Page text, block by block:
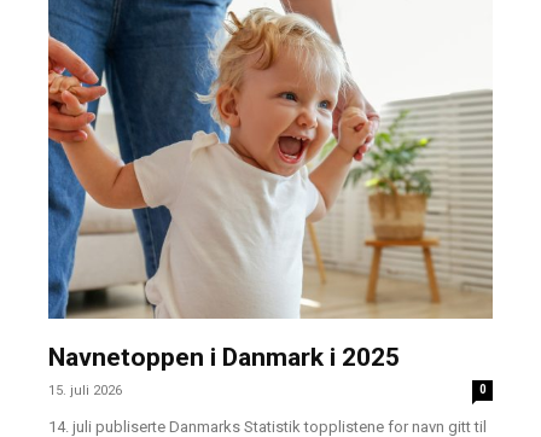
Navnetoppen i Danmark i 2025
15. juli 2026 0
14. juli publiserte Danmarks Statistik topplistene for navn gitt til